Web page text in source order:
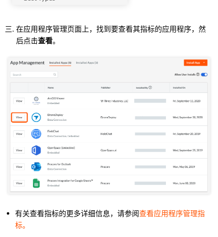
在应用程序管理页面上，找到要查看其指标的应用程序，然
后点击查看。
有关查看指标的更多详细信息，请参阅查看应用程序管理指
标。